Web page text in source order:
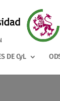
DE CyL